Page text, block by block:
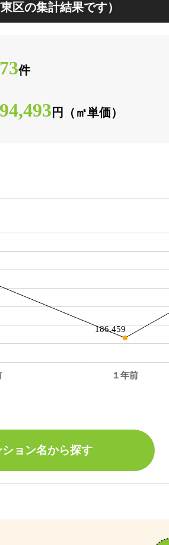
区の集計結果です）
件
円（㎡単価）
１年前
186,459
ション名から探す